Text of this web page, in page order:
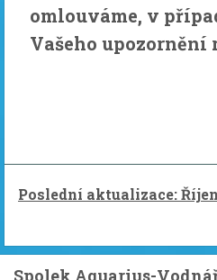
omlouváme, v
Vašeho upozornění
Poslední aktualizace:
Spolek Aquarius-